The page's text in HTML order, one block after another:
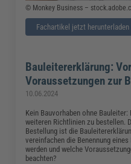
© Monkey Business –
Fachartikel jetzt herunterladen
Bauleitererklärung:
Voraussetzungen zur
10.06.2024
Kein Bauvorhaben ohne
weiteren Richtlinien zu bestellen.
Bestellung ist die
vereinfachen die Benennung
werden und welche
beachten?